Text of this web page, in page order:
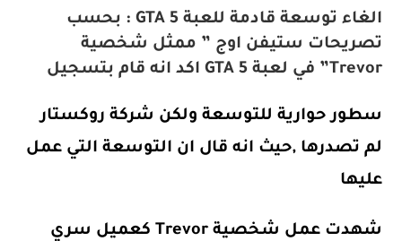
الغاء توسعة قادمة للعبة GTA 5 : بحسب
تصريحات ستيفن اوج ” ممثل شخصية
Trevor” في لعبة GTA 5 اكد انه قام بتسجيل
سطور حوارية للتوسعة ولكن شركة روكستار
لم تصدرها ,حيث انه قال ان التوسعة التي عمل
عليها
شهدت عمل شخصية Trevor كعميل سري